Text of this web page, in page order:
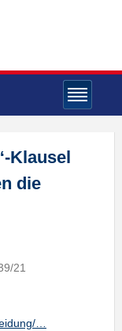
Klausel
die
21
…